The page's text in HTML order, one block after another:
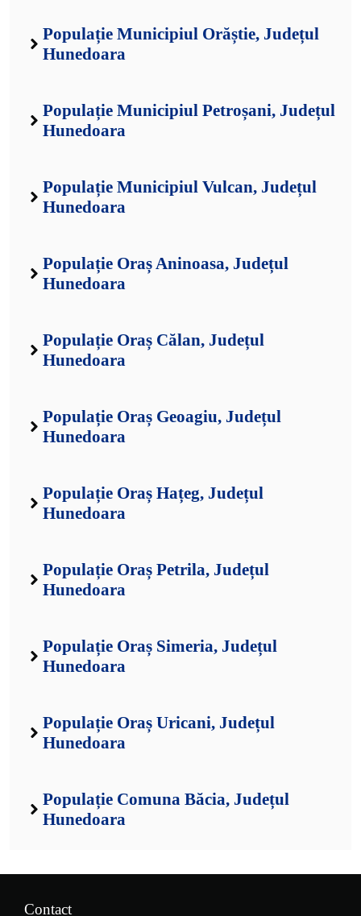
Populație Municipiul Orăștie, Județul
Hunedoara
Populație Municipiul Petroșani, Județul
Hunedoara
Populație Municipiul Vulcan, Județul
Hunedoara
Populație Oraș Aninoasa, Județul
Hunedoara
Populație Oraș Călan, Județul
Hunedoara
Populație Oraș Geoagiu, Județul
Hunedoara
Populație Oraș Hațeg, Județul
Hunedoara
Populație Oraș Petrila, Județul
Hunedoara
Populație Oraș Simeria, Județul
Hunedoara
Populație Oraș Uricani, Județul
Hunedoara
Populație Comuna Băcia, Județul
Hunedoara
Contact